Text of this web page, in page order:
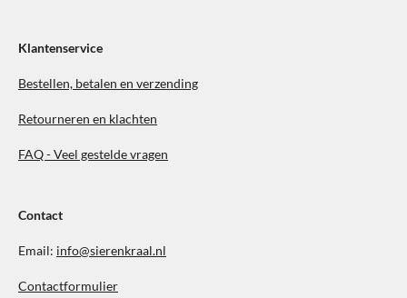
Klantenservice
Bestellen, betalen en verzending
Retourneren en klachten
FAQ - Veel gestelde vragen
Contact
Email: info@sierenkraal.nl
Contactformulier